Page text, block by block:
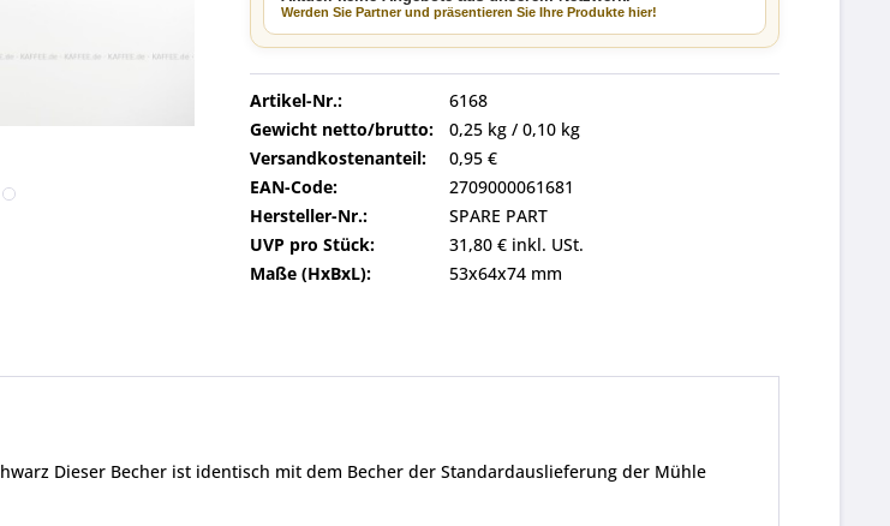
Werden Sie Partner und präsentieren Sie Ihre Produkte hier!
Artikel-Nr.:
6168
Gewicht netto/brutto:
0,25 kg / 0,10 kg
Versandkostenanteil:
0,95 €
EAN-Code:
2709000061681
Hersteller-Nr.:
SPARE PART
UVP pro Stück:
31,80 € inkl. USt.
Maße (HxBxL):
53x64x74 mm
Dieser Becher ist identisch mit dem Becher der Standardauslieferung der Mühle